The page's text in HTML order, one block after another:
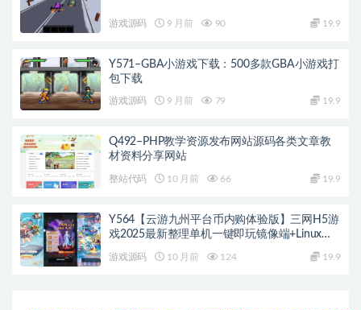
游戏源码 9 月前 90 19.9
Y571–GBA小游戏下载：500多款GBA小游戏打
包下载
游戏源码 9 月前 79 19.9
Q492–PHP教学资源发布网站源码各类文章教
材资料分享网站
整站代码 10 月前 66 19.9
Y564【云游九州平台币内购体验版】三网H5游
戏2025最新整理单机一键即玩镜像端+Linux手
游戏源码 10 月前 124 19.9